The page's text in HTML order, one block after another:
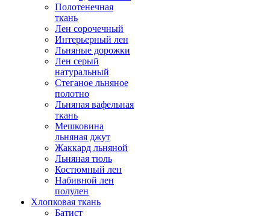
Полотенечная
ткань
Лен сорочечный
Интерьерный лен
Льняные дорожки
Лен серый
натуральный
Стеганое льняное
полотно
Льняная вафельная
ткань
Мешковина
льняная джут
Жаккард льняной
Льняная тюль
Костюмный лен
Набивной лен
полулен
Хлопковая ткань
Батист